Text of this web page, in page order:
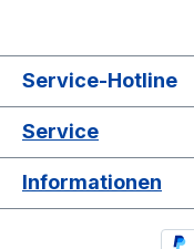
Service-Hotline
Service
Informationen